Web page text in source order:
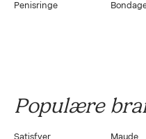
Penisringe
Populære